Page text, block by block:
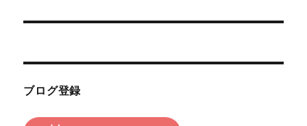
ー
投
ブログ登録